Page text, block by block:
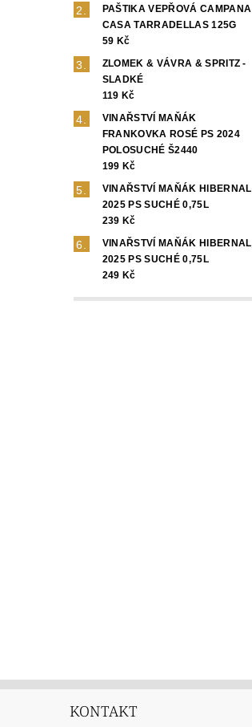
PAŠTIKA VEPŘOVÁ CAMPANA
CASA TARRADELLAS 125G
59 Kč
ZLOMEK & VÁVRA & SPRITZ -
SLADKÉ
119 Kč
VINAŘSTVÍ MAŇÁK
FRANKOVKA ROSÉ PS 2024
POLOSUCHÉ Š2440
199 Kč
VINAŘSTVÍ MAŇÁK HIBERNAL
2025 PS SUCHÉ 0,75L
239 Kč
VINAŘSTVÍ MAŇÁK HIBERNAL
2025 PS SUCHÉ 0,75L
249 Kč
KONTAKT